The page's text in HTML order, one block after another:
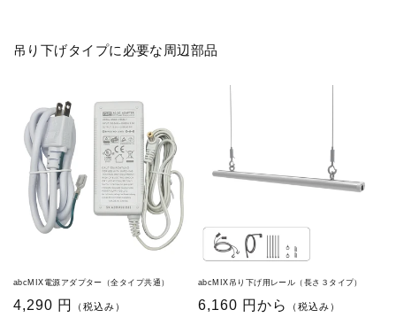
吊り下げタイプに必要な周辺部品
abcMIX電源アダプター（全タイプ共通）
通
4,290 円 （税込み）
abcMIX吊り下げ用レール（長さ３タイプ）
通
6,160 円から （税込み）